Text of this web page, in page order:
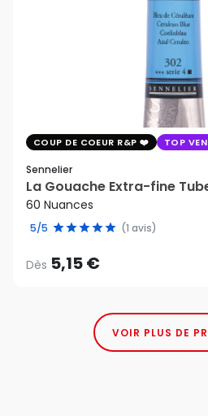
COUP DE COEUR R&P TOP
Sennelier
La Gouache Extra-fine
60 Nuances
5/5 (1 avis)
Dès 5,15 €
VOIR PLUS DE